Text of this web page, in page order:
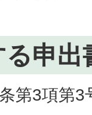
る申出
第3項第